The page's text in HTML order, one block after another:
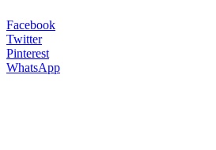
Facebook
Twitter
Pinterest
WhatsApp